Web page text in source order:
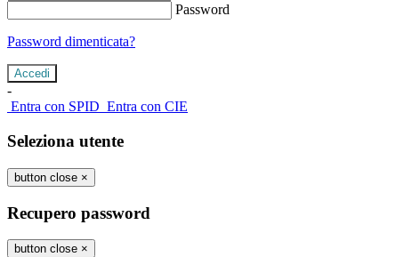
Password
Password dimenticata?
-
Entra con SPID Entra con CIE
Seleziona utente
button close ×
Recupero password
button close ×